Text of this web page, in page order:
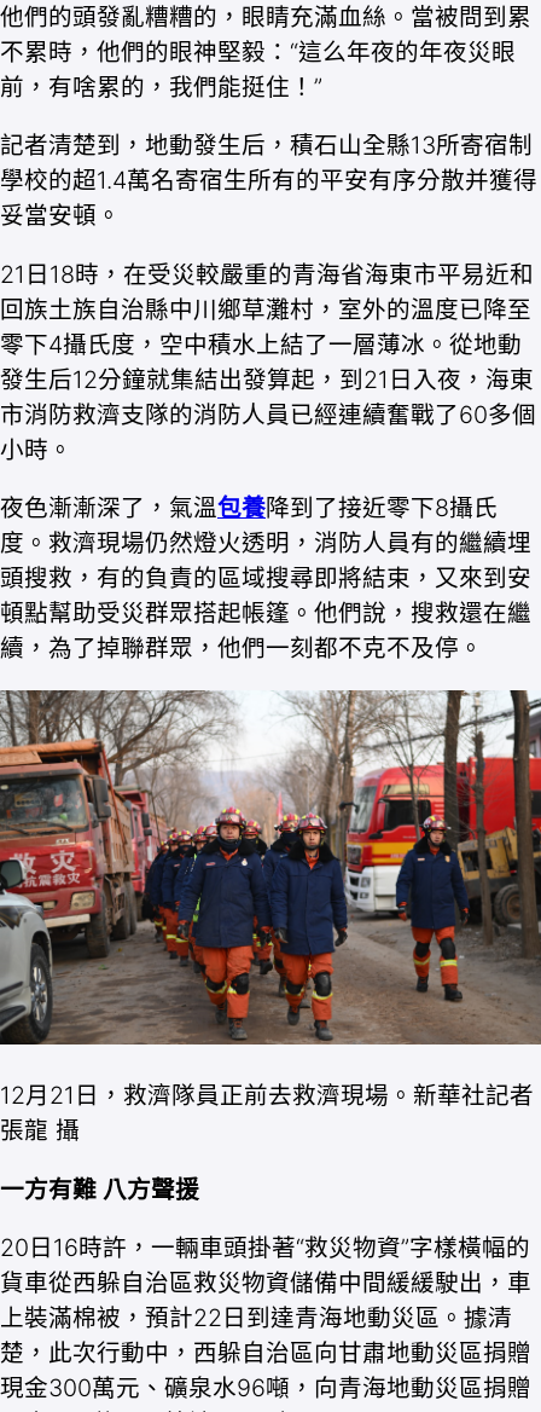
他們的頭發亂糟糟的，眼睛充滿血絲。當被問到累
不累時，他們的眼神堅毅：“這么年夜的年夜災眼
前，有啥累的，我們能挺住！”
記者清楚到，地動發生后，積石山全縣13所寄宿制
學校的超1.4萬名寄宿生所有的平安有序分散并獲得
妥當安頓。
21日18時，在受災較嚴重的青海省海東市平易近和
回族土族自治縣中川鄉草灘村，室外的溫度已降至
零下4攝氏度，空中積水上結了一層薄冰。從地動
發生后12分鐘就集結出發算起，到21日入夜，海東
市消防救濟支隊的消防人員已經連續奮戰了60多個
小時。
夜色漸漸深了，氣溫包養降到了接近零下8攝氏
度。救濟現場仍然燈火透明，消防人員有的繼續埋
頭搜救，有的負責的區域搜尋即將結束，又來到安
頓點幫助受災群眾搭起帳篷。他們說，搜救還在繼
續，為了掉聯群眾，他們一刻都不克不及停。
12月21日，救濟隊員正前去救濟現場。新華社記者
張龍 攝
一方有難 八方聲援
20日16時許，一輛車頭掛著“救災物資”字樣橫幅的
貨車從西躲自治區救災物資儲備中間緩緩駛出，車
上裝滿棉被，預計22日到達青海地動災區。據清
楚，此次行動中，西躲自治區向甘肅地動災區捐贈
現金300萬元、礦泉水96噸，向青海地動災區捐贈